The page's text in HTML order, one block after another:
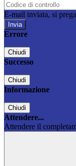
E-mail inviata, si
Errore
Chiudi
Successo
Chiudi
Informazione
Chiudi
Attendere...
Attendere il